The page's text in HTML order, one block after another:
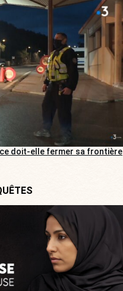
doit-elle fermer sa frontière